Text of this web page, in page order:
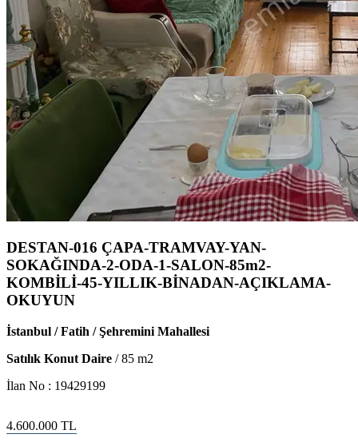
DESTAN-016 ÇAPA-TRAMVAY-YAN-
SOKAĞINDA-2-ODA-1-SALON-85m2-
KOMBİLİ-45-YILLIK-BİNADAN-AÇIKLAMA-
OKUYUN
İstanbul / Fatih / Şehremini Mahallesi
Satılık Konut Daire /85 m2
İlan No : 19429199
4.600.000 TL